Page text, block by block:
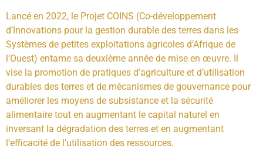
Lancé en 2022, le Projet COINS (Co-développement
d’Innovations pour la gestion durable des terres dans les
Systèmes de petites exploitations agricoles d’Afrique de
l’Ouest) entame sa deuxième année de mise en œuvre. Il
vise la promotion de pratiques d’agriculture et d’utilisation
durables des terres et de mécanismes de gouvernance pour
améliorer les moyens de subsistance et la sécurité
alimentaire tout en augmentant le capital naturel en
inversant la dégradation des terres et en augmentant
l’efficacité de l’utilisation des ressources.